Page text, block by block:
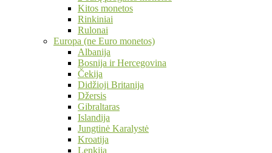
Kitos monetos
Rinkiniai
Rulonai
Europa (ne Euro monetos)
Albanija
Bosnija ir Hercegovina
Čekija
Didžioji Britanija
Džersis
Gibraltaras
Islandija
Jungtinė Karalystė
Kroatija
Lenkija